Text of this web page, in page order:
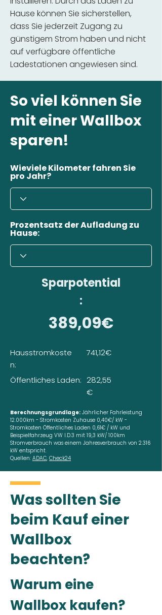
Hause können Sie sicherstellen,
dass Sie jederzeit Zugang zu
günstigem Strom haben und nicht
auf verfügbare öffentliche
Ladestationen angewiesen sind.
So viel können Sie
mit einer Wallbox
sparen!
Wieviele Kilometer fahren Sie
pro Jahr?
Prozentsatz der Aufladung zu
Hause:
Sparpotential
:
389,09€
Hausstromkoste
n:
Öffentliches Laden:
741,12€
282,55
€
Berechnungsgrundlage: Jährlicher Fahrleistung
12.000km - Stromkosten Zuhause 0,40€/ kW -
Stromkosten Öffentliches Laden 0,61€ / kW und
Beispielfahrzeug VW I.D.3 mit 19,3 kW/ 100km
Stromverbrauch was einem Jahresverbrauch von 2.316
kW entspricht.
Quellen: ADAC, Check24
Was sollten Sie
beim Kauf einer
Wallbox
beachten?
Warum eine
Wallbox kaufen?